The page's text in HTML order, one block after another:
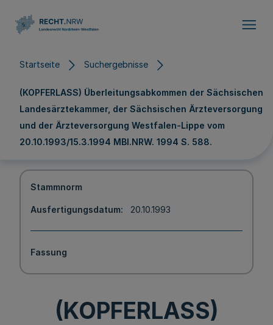
Startseite Suchergebnisse
(KOPFERLASS) Überleitungsabkommen der Sächsischen
Landesärztekammer, der Sächsischen Ärzteversorgung
und der Ärzteversorgung Westfalen-Lippe vom
20.10.1993/15.3.1994 MBl.NRW. 1994 S. 588.
Stammnorm
Ausfertigungsdatum 20.10.1993
Fassung
(KOPFERLASS)